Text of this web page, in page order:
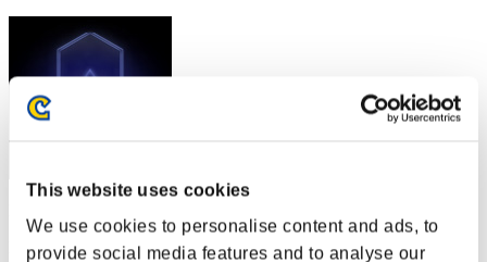
This website uses cookies
We use cookies to personalise content and ads, to
provide social media features and to analyse our
Posición